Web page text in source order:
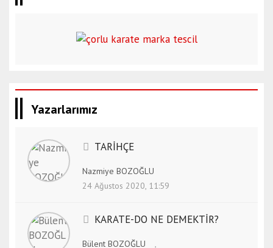
Yazarlarımız
TARİHÇE
Nazmiye BOZOĞLU
24 Ağustos 2020, 11:59
KARATE-DO NE DEMEKTİR?
Bülent BOZOĞLU